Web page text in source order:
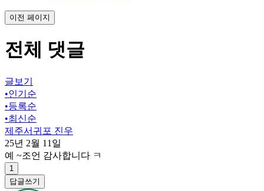
이전 페이지
전체 댓글
글보기
•인기순
•등록순
•최신순
제주서귀포 진우
25년 2월 11일
예 ~조언 감사합니다 ㅋ
1
답글쓰기